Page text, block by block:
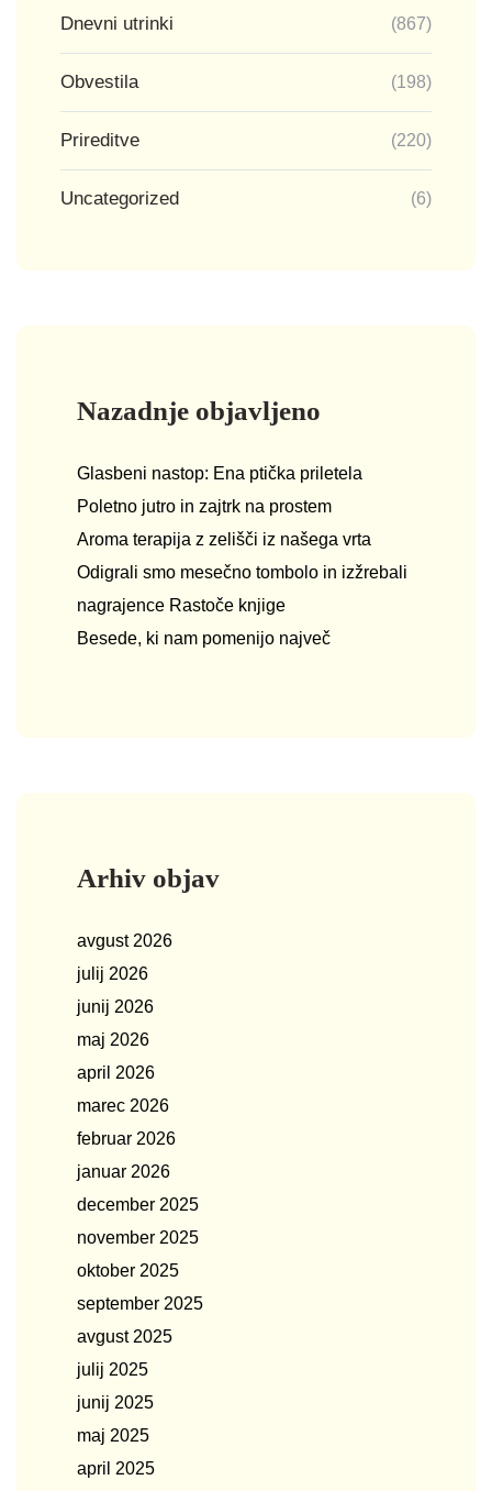
Dnevni utrinki (867)
Obvestila (198)
Prireditve (220)
Uncategorized (6)
Nazadnje objavljeno
Glasbeni nastop: Ena ptička priletela
Poletno jutro in zajtrk na prostem
Aroma terapija z zelišči iz našega vrta
Odigrali smo mesečno tombolo in izžrebali
nagrajence Rastoče knjige
Besede, ki nam pomenijo največ
Arhiv objav
avgust 2026
julij 2026
junij 2026
maj 2026
april 2026
marec 2026
februar 2026
januar 2026
december 2025
november 2025
oktober 2025
september 2025
avgust 2025
julij 2025
junij 2025
maj 2025
april 2025